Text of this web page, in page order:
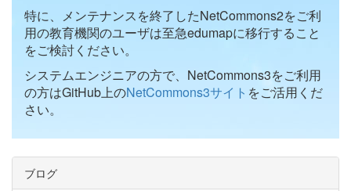
特に、メンテナンスを終了したNetCommons2をご利
用の教育機関のユーザは至急edumapに移行すること
をご検討ください。
システムエンジニアの方で、NetCommons3をご利用
の方はGitHub上のNetCommons3サイト をご活用くだ
さい。
ブログ